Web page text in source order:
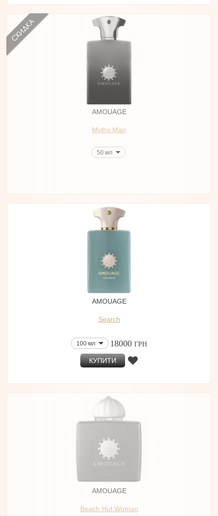
AMOUAGE
Myths Man
50 мл
AMOUAGE
Search
100 мл 18000 ГРН
КУПИТИ
AMOUAGE
Beach Hut Woman